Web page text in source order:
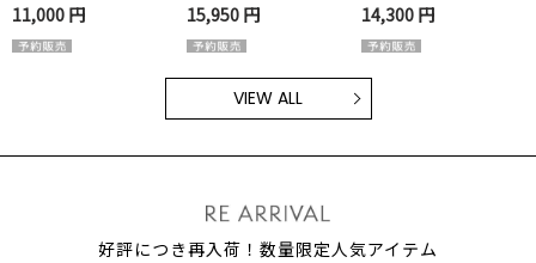
11,000 円 15,950 円 14,300 円
VIEW ALL
好評につき再入荷！数量限定人気アイテム